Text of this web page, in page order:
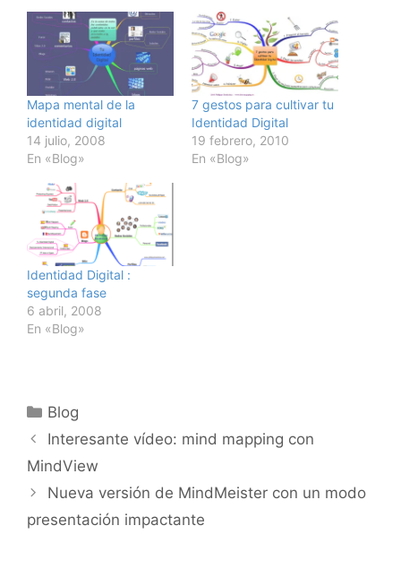
Mapa mental de la
identidad digital
14 julio, 2008
En «Blog»
7 gestos para cultivar tu
Identidad Digital
19 febrero, 2010
En «Blog»
Identidad Digital :
segunda fase
6 abril, 2008
En «Blog»
Categorías
Blog
Interesante vídeo: mind mapping con
MindView
Nueva versión de MindMeister con un modo
presentación impactante